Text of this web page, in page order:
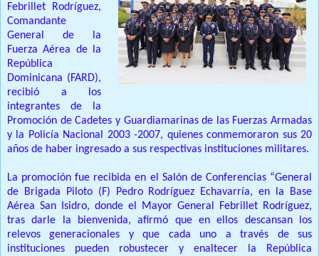
Febrillet Rodríguez,
Comandante
General de la
Fuerza Aérea de la
República
Dominicana (FARD),
recibió a los
integrantes de la
Promoción de Cadetes y Guardiamarinas de las Fuerzas Armadas
y la Policía Nacional 2003 -2007, quienes conmemoraron sus 20
años de haber ingresado a sus respectivas instituciones militares.
La promoción fue recibida en el Salón de Conferencias “General
de Brigada Piloto (F) Pedro Rodríguez Echavarría, en la Base
Aérea San Isidro, donde el Mayor General Febrillet Rodríguez,
tras darle la bienvenida, afirmó que en ellos descansan los
relevos generacionales y que cada uno a través de sus
instituciones pueden robustecer y enaltecer la República